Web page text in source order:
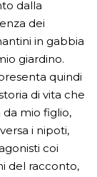
dalla
dei
in gabbia
giardino.
quindi
di vita che
da mio figlio,
i nipoti,
coi
del racconto,